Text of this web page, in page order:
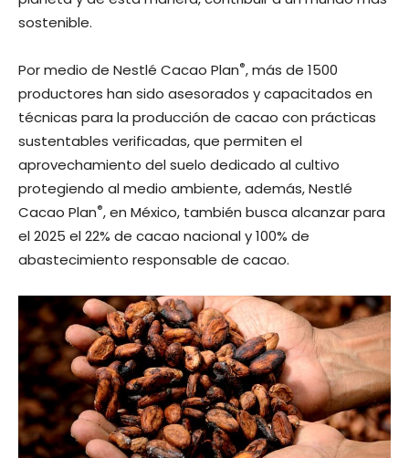
sostenible.
Por medio de Nestlé Cacao Plan®, más de 1500
productores han sido asesorados y capacitados en
técnicas para la producción de cacao con prácticas
sustentables verificadas, que permiten el
aprovechamiento del suelo dedicado al cultivo
protegiendo al medio ambiente, además, Nestlé
Cacao Plan®, en México, también busca alcanzar para
el 2025 el 22% de cacao nacional y 100% de
abastecimiento responsable de cacao.